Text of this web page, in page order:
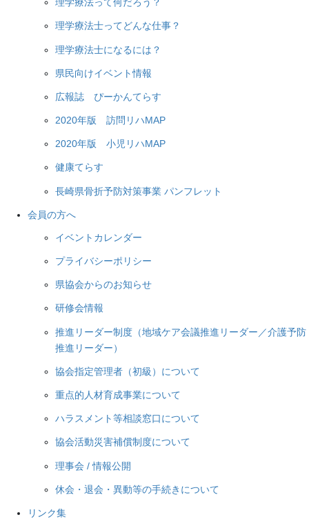
理学療法士ってどんな仕事？
理学療法士になるには？
県民向けイベント情報
広報誌 ぴーかんてらす
2020年版 訪問リハMAP
2020年版 小児リハMAP
健康てらす
長崎県骨折予防対策事業 パンフレット
会員の方へ
イベントカレンダー
プライバシーポリシー
県協会からのお知らせ
研修会情報
推進リーダー制度（地域ケア会議推進リーダー／介護予防
推進リーダー）
協会指定管理者（初級）について
重点的人材育成事業について
ハラスメント等相談窓口について
協会活動災害補償制度について
理事会 / 情報公開
休会・退会・異動等の手続きについて
リンク集